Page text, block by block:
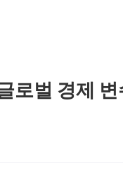
로벌 경제 변